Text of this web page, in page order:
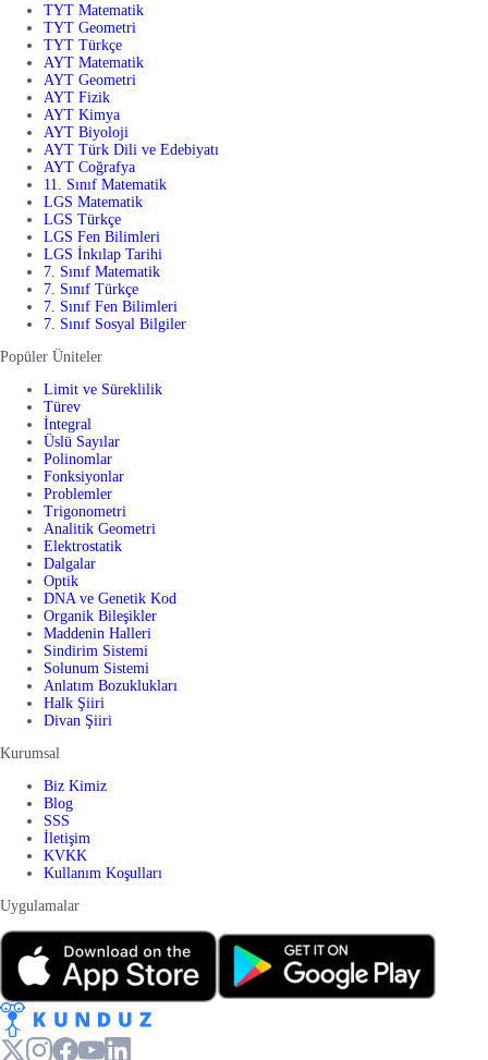
TYT Matematik
TYT Geometri
TYT Türkçe
AYT Matematik
AYT Geometri
AYT Fizik
AYT Kimya
AYT Biyoloji
AYT Türk Dili ve Edebiyatı
AYT Coğrafya
11. Sınıf Matematik
LGS Matematik
LGS Türkçe
LGS Fen Bilimleri
LGS İnkılap Tarihi
7. Sınıf Matematik
7. Sınıf Türkçe
7. Sınıf Fen Bilimleri
7. Sınıf Sosyal Bilgiler
Popüler Üniteler
Limit ve Süreklilik
Türev
İntegral
Üslü Sayılar
Polinomlar
Fonksiyonlar
Problemler
Trigonometri
Analitik Geometri
Elektrostatik
Dalgalar
Optik
DNA ve Genetik Kod
Organik Bileşikler
Maddenin Halleri
Sindirim Sistemi
Solunum Sistemi
Anlatım Bozuklukları
Halk Şiiri
Divan Şiiri
Kurumsal
Biz Kimiz
Blog
SSS
İletişim
KVKK
Kullanım Koşulları
Uygulamalar